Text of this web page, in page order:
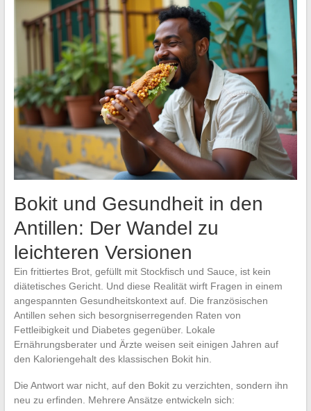
Bokit und Gesundheit in den
Antillen: Der Wandel zu
leichteren Versionen
Ein frittiertes Brot, gefüllt mit Stockfisch und Sauce, ist kein
diätetisches Gericht. Und diese Realität wirft Fragen in einem
angespannten Gesundheitskontext auf. Die französischen
Antillen sehen sich besorgniserregenden Raten von
Fettleibigkeit und Diabetes gegenüber. Lokale
Ernährungsberater und Ärzte weisen seit einigen Jahren auf
den Kaloriengehalt des klassischen Bokit hin.
Die Antwort war nicht, auf den Bokit zu verzichten, sondern ihn
neu zu erfinden. Mehrere Ansätze entwickeln sich: